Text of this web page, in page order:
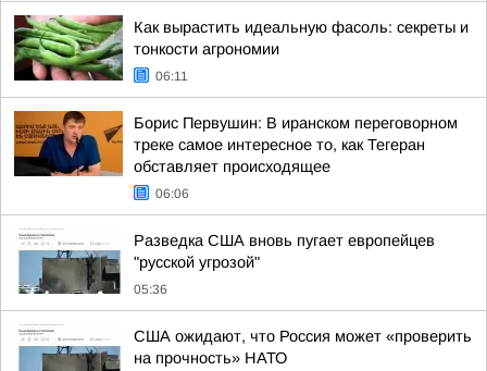
Как вырастить идеальную фасоль: секреты и
тонкости агрономии
06:11
Борис Первушин: В иранском переговорном
треке самое интересное то, как Тегеран
обставляет происходящее
06:06
Разведка США вновь пугает европейцев
"русской угрозой"
05:36
США ожидают, что Россия может «проверить
на прочность» НАТО